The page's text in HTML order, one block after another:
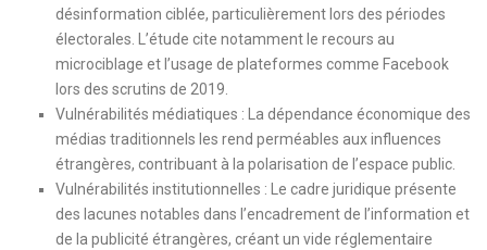
désinformation ciblée, particulièrement lors des périodes
électorales. L’étude cite notamment le recours au
microciblage et l’usage de plateformes comme Facebook
lors des scrutins de 2019.
Vulnérabilités médiatiques : La dépendance économique des
médias traditionnels les rend perméables aux influences
étrangères, contribuant à la polarisation de l’espace public.
Vulnérabilités institutionnelles : Le cadre juridique présente
des lacunes notables dans l’encadrement de l’information et
de la publicité étrangères, créant un vide réglementaire